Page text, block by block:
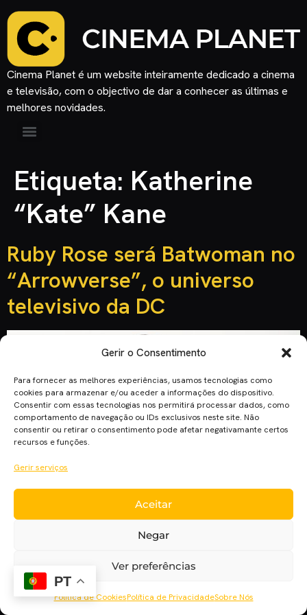
Gerir o Consentimento
Para fornecer as melhores experiências, usamos tecnologias como
cookies para armazenar e/ou aceder a informações do dispositivo.
Consentir com essas tecnologias nos permitirá processar dados, como
comportamento de navegação ou IDs exclusivos neste site. Não
consentir ou retirar o consentimento pode afetar negativamante certos
recursos e funções.
Gerir serviços
Aceitar
Negar
Ver preferências
Política de CookiesPolítica de PrivacidadeSobre Nós
Cinema Planet é um website inteiramente dedicado a cinema
e televisão, com o objectivo de dar a conhecer as últimas e
melhores novidades.
Etiqueta: Katherine
“Kate” Kane
Ruby Rose será Batwoman no
“Arrowverse”, o universo
televisivo da DC
Com um universo cada vez mais rico na televisão, a DC
Entertainment aposta novamente numa personagem até hoje
não explorada o suficiente – Batwoman. O que poderá a nova
uma das novas caras do Arrowverse, o universo televisivo da
DC, que inclui imensos […]
PT